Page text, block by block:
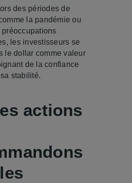
des périodes de
la pandémie ou
préoccupations
les investisseurs se
le dollar comme valeur
de la confiance
stabilité.
actions